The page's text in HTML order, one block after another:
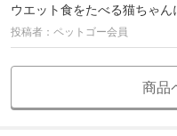
ウエット食をたべる猫ちゃん
投稿者：ペットゴー会員
商品